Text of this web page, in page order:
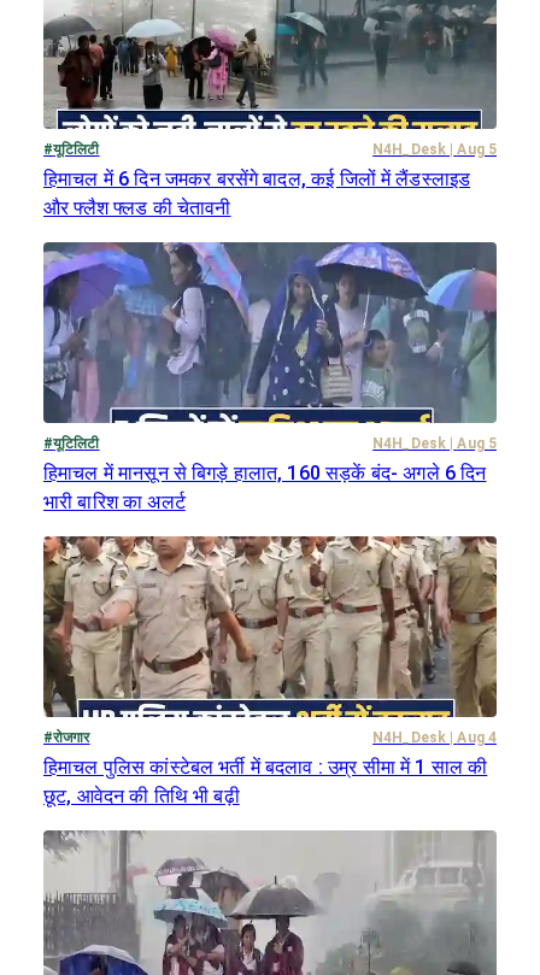
#यूटिलिटी N4H_Desk Aug 5
हिमाचल में 6 दिन जमकर बरसेंगे बादल, कई जिलों में लैंडस्लाइड
और फ्लैश फ्लड की चेतावनी
#यूटिलिटी N4H_Desk Aug 5
हिमाचल में मानसून से बिगड़े हालात, 160 सड़कें बंद- अगले 6 दिन
भारी बारिश का अलर्ट
#रोजगार N4H_Desk Aug 4
हिमाचल पुलिस कांस्टेबल भर्ती में बदलाव : उम्र सीमा में 1 साल की
छूट, आवेदन की तिथि भी बढ़ी